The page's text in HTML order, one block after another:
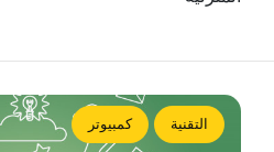
التقنية كمبيوتر